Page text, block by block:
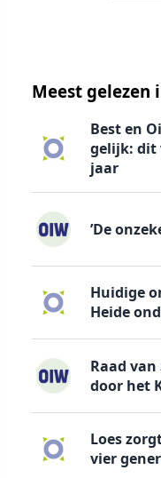
Meest gelezen
Best en
gelijk: dit
jaar
’De
Huidige
Heide
Raad
door het
Loes
vier